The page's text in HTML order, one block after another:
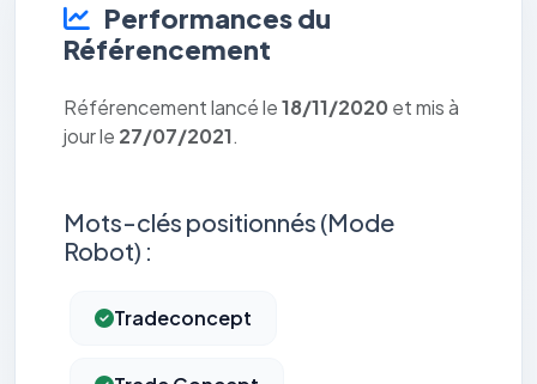
Performances du
Référencement
Référencement lancé le18/11/2020 et mis à
jour le 27/07/2021.
Mots-clés positionnés (Mode
Robot) :
Tradeconcept